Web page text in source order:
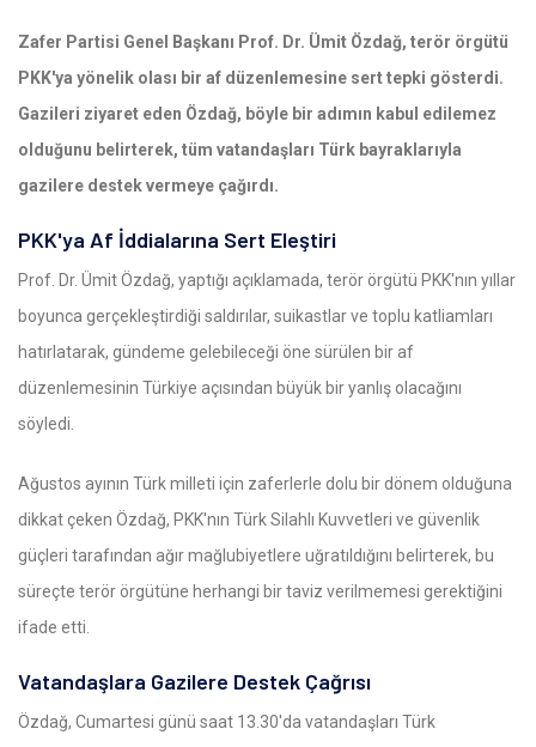
Zafer Partisi Genel Başkanı Prof. Dr. Ümit Özdağ, terör örgütü
PKK'ya yönelik olası bir af düzenlemesine sert tepki gösterdi.
Gazileri ziyaret eden Özdağ, böyle bir adımın kabul edilemez
olduğunu belirterek, tüm vatandaşları Türk bayraklarıyla
gazilere destek vermeye çağırdı.
PKK'ya Af İddialarına Sert Eleştiri
Prof. Dr. Ümit Özdağ, yaptığı açıklamada, terör örgütü PKK'nın yıllar
boyunca gerçekleştirdiği saldırılar, suikastlar ve toplu katliamları
hatırlatarak, gündeme gelebileceği öne sürülen bir af
düzenlemesinin Türkiye açısından büyük bir yanlış olacağını
söyledi.
Ağustos ayının Türk milleti için zaferlerle dolu bir dönem olduğuna
dikkat çeken Özdağ, PKK'nın Türk Silahlı Kuvvetleri ve güvenlik
güçleri tarafından ağır mağlubiyetlere uğratıldığını belirterek, bu
süreçte terör örgütüne herhangi bir taviz verilmemesi gerektiğini
ifade etti.
Vatandaşlara Gazilere Destek Çağrısı
Özdağ, Cumartesi günü saat 13.30'da vatandaşları Türk